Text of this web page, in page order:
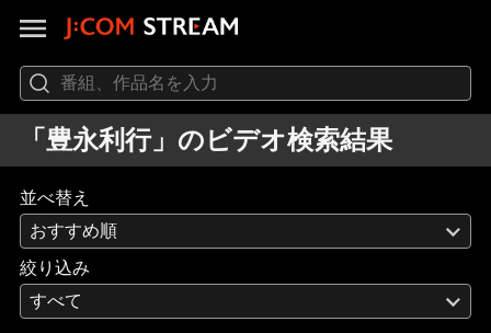
「豊永利行」のビデオ検索結果
並べ替え
おすすめ順
絞り込み
すべて